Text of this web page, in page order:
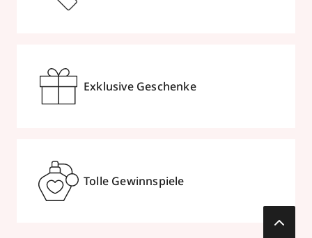
Exklusive Geschenke
Tolle Gewinnspiele